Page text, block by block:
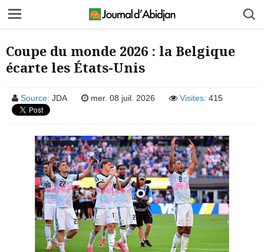
Coupe du monde 2026 : la Belgique
écarte les États-Unis
Source: JDA mer. 08 juil. 2026 Visites: 415